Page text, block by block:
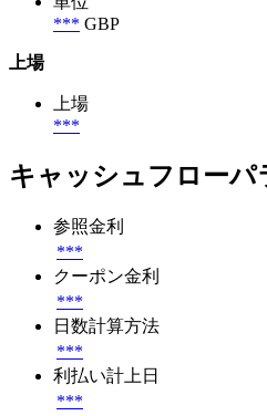
*** GBP
上場
上場
***
キャッシュフローパ
参照金利
***
クーポン金利
***
日数計算方法
***
利払い計上日
***